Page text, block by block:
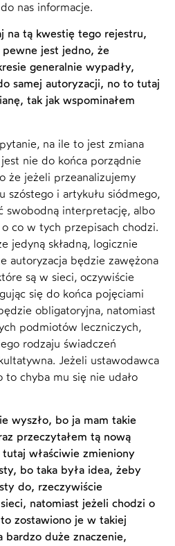
nas informacje.
na tą kwestię tego rejestru,
pewne jest jedno, że
generalnie wypadły,
samej autoryzacji, no to tutaj
tak jak wspominałem
na ile to jest zmiana
nie do końca porządnie
że jeżeli przeanalizujemy
szóstego i artykułu siódmego,
swobodną interpretację, albo
co w tych przepisach chodzi.
jedyną składną, logicznie
autoryzacja będzie zawężona
są w sieci, oczywiście
się do końca pojęciami
obligatoryjna, natomiast
podmiotów leczniczych,
rodzaju świadczeń
Jeżeli ustawodawca
to chyba mu się nie udało
wyszło, bo ja mam takie
przeczytałem tą nową
właściwie zmieniony
bo taka była idea, żeby
do, rzeczywiście
natomiast jeżeli chodzi o
zostawiono je w takiej
bardzo duże znaczenie,